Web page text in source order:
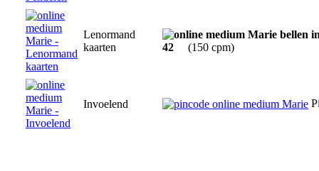
Lenormand
kaarten
42 (150 cpm)
Invoelend